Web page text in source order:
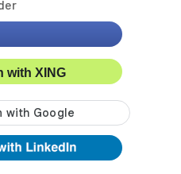
with XING